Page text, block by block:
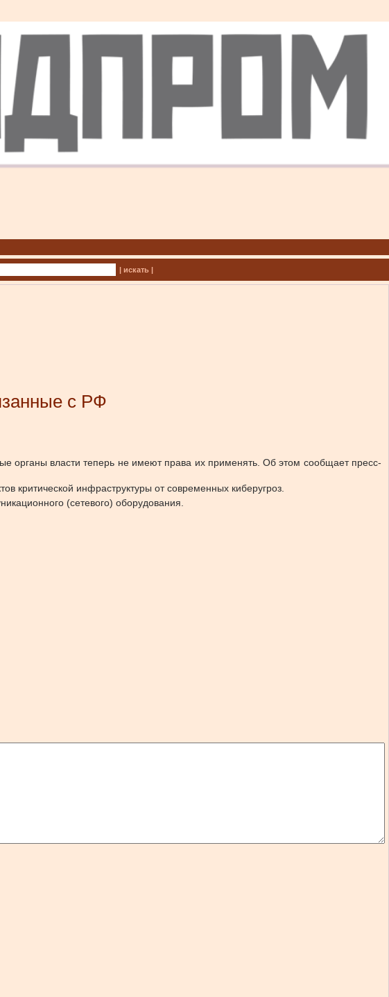
| искать |
с РФ
органы власти теперь не имеют права их применять. Об этом сообщает пресс-
критической инфраструктуры от современных киберугроз.
(сетевого) оборудования.